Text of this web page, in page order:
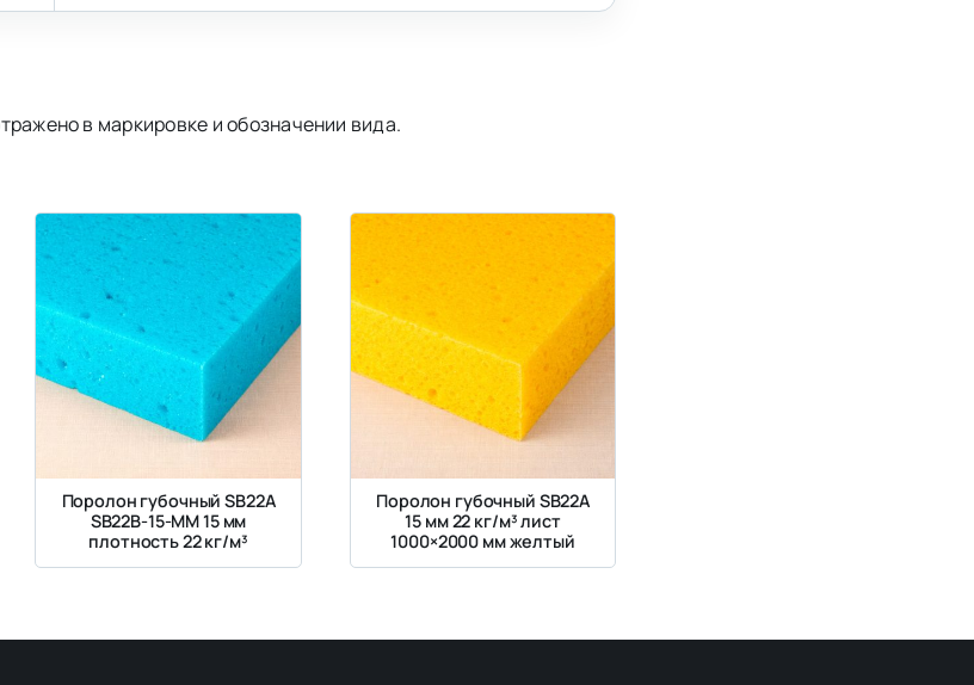
в маркировке и обозначении вида.
Поролон губочный SB22A
SB22B-15-MM 15 мм
плотность 22 кг/м³
Поролон губочный SB22A
15 мм 22 кг/м³ лист
1000×2000 мм желтый